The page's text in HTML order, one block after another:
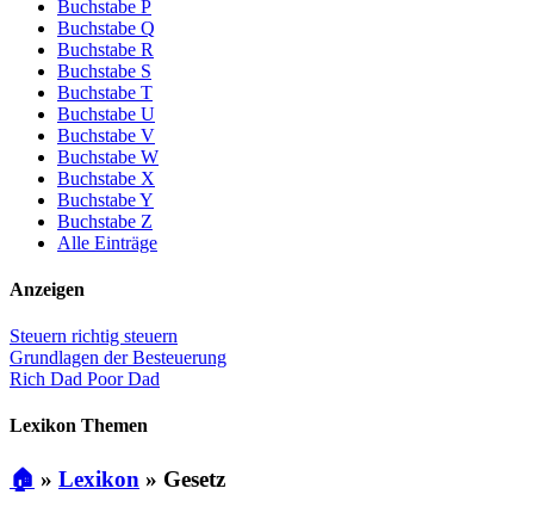
Buchstabe P
Buchstabe Q
Buchstabe R
Buchstabe S
Buchstabe T
Buchstabe U
Buchstabe V
Buchstabe W
Buchstabe X
Buchstabe Y
Buchstabe Z
Alle Einträge
Anzeigen
Steuern richtig steuern
Grundlagen der Besteuerung
Rich Dad Poor Dad
Lexikon Themen
🏠 » Lexikon » Gesetz